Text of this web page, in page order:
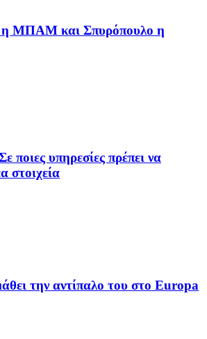
η ΜΠΑΜ και Σπυρόπουλο η
ποιες υπηρεσίες πρέπει να
στοιχεία
την αντίπαλο του στο Europa